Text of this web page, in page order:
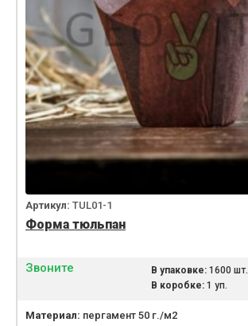
Артикул: TUL01-1
Форма тюльпан
Звоните В упаковке:1600 шт.
В коробке:1 уп.
Материал: пергамент 50 г./м2